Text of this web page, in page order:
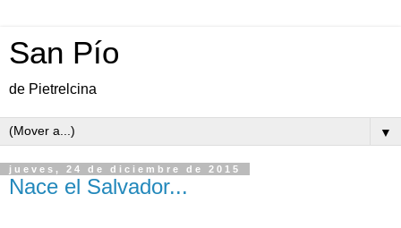
San Pío
de Pietrelcina
▼
jueves, 24 de diciembre de 2015
Nace el Salvador...